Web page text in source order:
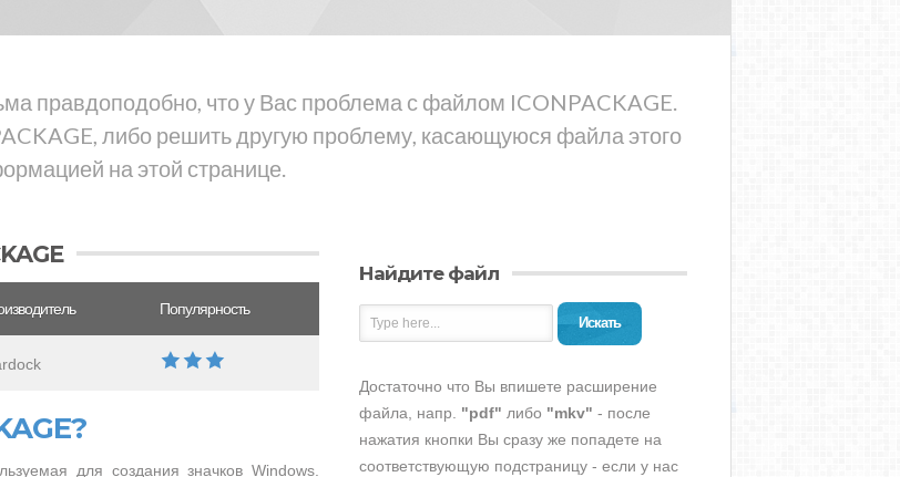
правдоподобно, что у Вас проблема с файлом ICONPACKAGE.
либо решить другую проблему, касающуюся файла этого
на этой странице.
Популярность
для создания значков Windows.
Найдите файл
Искать
Достаточно что Вы впишете расширение
файла, напр. "pdf" либо "mkv" - после
нажатия кнопки Вы сразу же попадете на
соответствующую подстраницу - если у нас